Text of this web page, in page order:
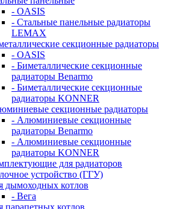
- OASIS
- Стальные панельные радиаторы
LEMAX
секционные радиаторы
- OASIS
- Биметаллические секционные
радиаторы Benarmo
- Биметаллические секционные
радиаторы KONNER
секционные радиаторы
- Алюминиевые секционные
радиаторы Benarmo
- Алюминиевые секционные
радиаторы KONNER
для радиаторов
устройство (ГГУ)
дымоходных котлов
- Вега
парапетных котлов